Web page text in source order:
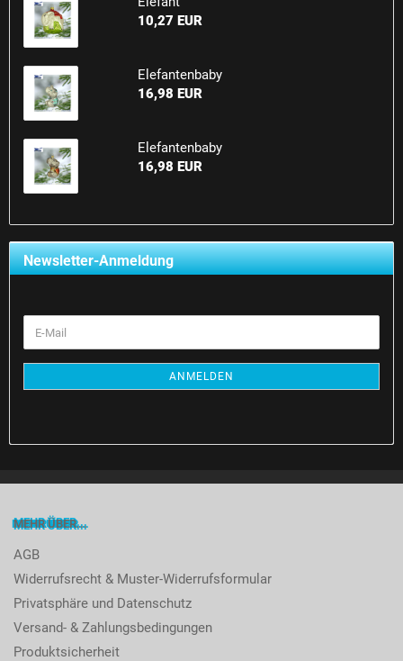
10,27 EUR
Elefantenbaby
16,98 EUR
Elefantenbaby
16,98 EUR
Newsletter-Anmeldung
E-
Mail
ANMELDEN
MEHR ÜBER...
AGB
Widerrufsrecht & Muster-Widerrufsformular
Privatsphäre und Datenschutz
Versand- & Zahlungsbedingungen
Produktsicherheit